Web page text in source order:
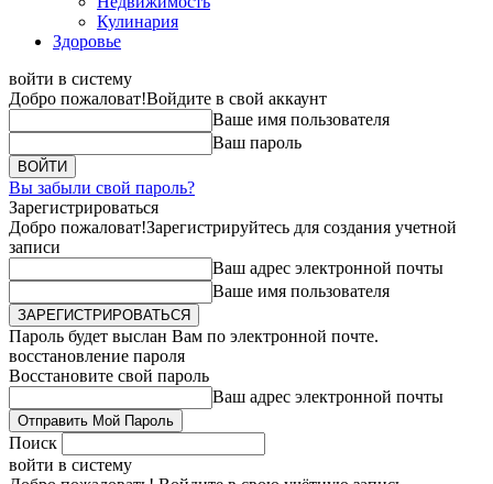
Кулинария
Здоровье
войти в систему
Добро пожаловат!Войдите в свой аккаунт
Ваше имя пользователя
Ваш пароль
Вы забыли свой пароль?
Зарегистрироваться
Добро пожаловат!Зарегистрируйтесь для создания учетной
записи
Ваш адрес электронной почты
Ваше имя пользователя
Пароль будет выслан Вам по электронной почте.
восстановление пароля
Восстановите свой пароль
Ваш адрес электронной почты
Поиск
войти в систему